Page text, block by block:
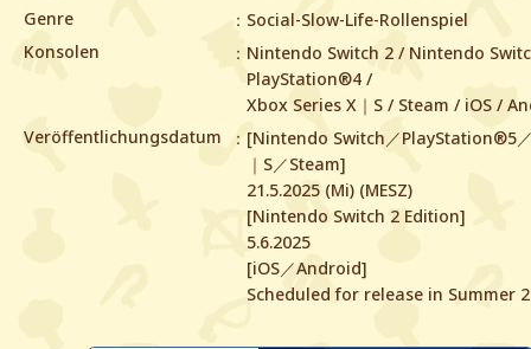
Genre
Social-Slow-Life-Rollenspiel
Konsolen
Nintendo Switch 2 / Nintendo
PlayStation®4 /
Xbox Series X｜S / Steam / iOS /
Veröffentlichungsdatum
[Nintendo Switch／PlayStation®5
｜S／Steam]
21.5.2025 (Mi) (MESZ)
[Nintendo Switch 2 Edition]
5.6.2025
[iOS／Android]
Scheduled for release in Summer